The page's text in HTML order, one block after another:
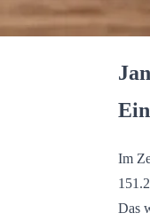
Im
Das